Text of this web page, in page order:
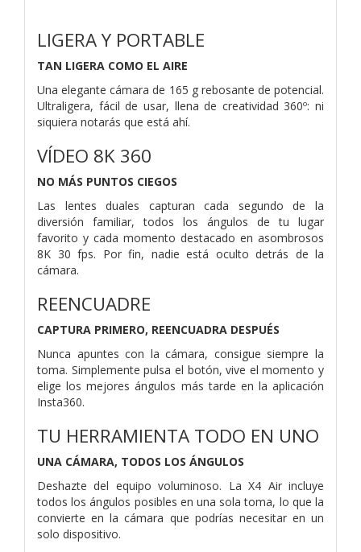
LIGERA Y PORTABLE
TAN LIGERA COMO EL AIRE
Una elegante cámara de 165 g rebosante de potencial.
Ultraligera, fácil de usar, llena de creatividad 360º: ni
siquiera notarás que está ahí.
VÍDEO 8K 360
NO MÁS PUNTOS CIEGOS
Las lentes duales capturan cada segundo de la
diversión familiar, todos los ángulos de tu lugar
favorito y cada momento destacado en asombrosos
8K 30 fps. Por fin, nadie está oculto detrás de la
cámara.
REENCUADRE
CAPTURA PRIMERO, REENCUADRA DESPUÉS
Nunca apuntes con la cámara, consigue siempre la
toma. Simplemente pulsa el botón, vive el momento y
elige los mejores ángulos más tarde en la aplicación
Insta360.
TU HERRAMIENTA TODO EN UNO
UNA CÁMARA, TODOS LOS ÁNGULOS
Deshazte del equipo voluminoso. La X4 Air incluye
todos los ángulos posibles en una sola toma, lo que la
convierte en la cámara que podrías necesitar en un
solo dispositivo.